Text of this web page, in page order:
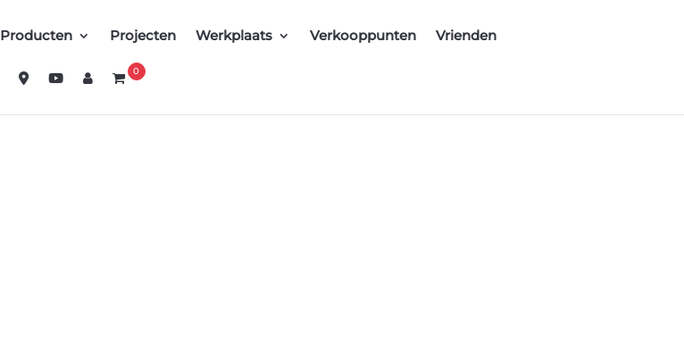
Producten Projecten Werkplaats Verkooppunten Vrienden
0